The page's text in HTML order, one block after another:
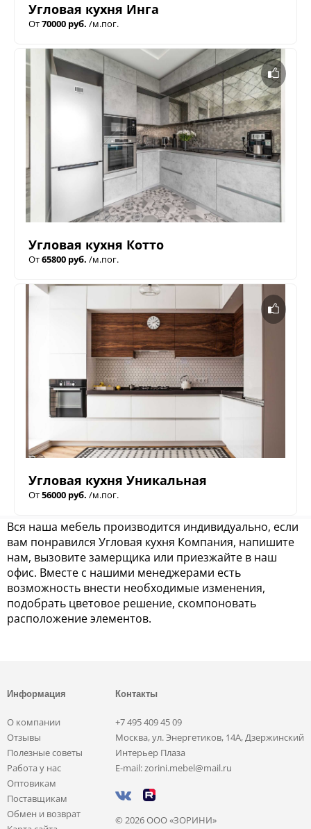
Угловая кухня Инга
От70000 руб. /м.пог.
Угловая кухня Котто
От65800 руб. /м.пог.
Угловая кухня Уникальная
От56000 руб. /м.пог.
Вся наша мебель производится индивидуально, если
вам понравился Угловая кухня Компания, напишите
нам, вызовите замерщика или приезжайте в наш
офис. Вместе с нашими менеджерами есть
возможность внести необходимые изменения,
подобрать цветовое решение, скомпоновать
расположение элементов.
Информация
О компании
Отзывы
Полезные советы
Работа у нас
Оптовикам
Поставщикам
Обмен и возврат
Контакты
+7 495 409 45 09
Москва, ул. Энергетиков, 14А, Дзержинский
Интерьер Плаза
E-mail: zorini.mebel@mail.ru
© 2026 ООО «ЗОРИНИ»